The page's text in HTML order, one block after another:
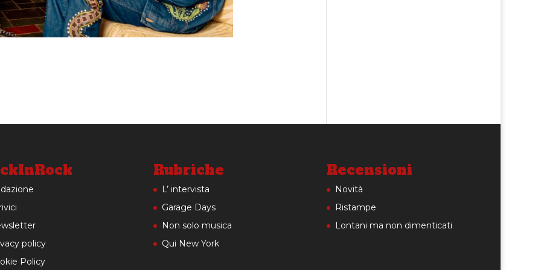
policy
Policy
Rubriche
L’ intervista
Garage Days
Non solo musica
Qui New York
Recensioni
Novità
Ristampe
Lontani ma non dimenticati